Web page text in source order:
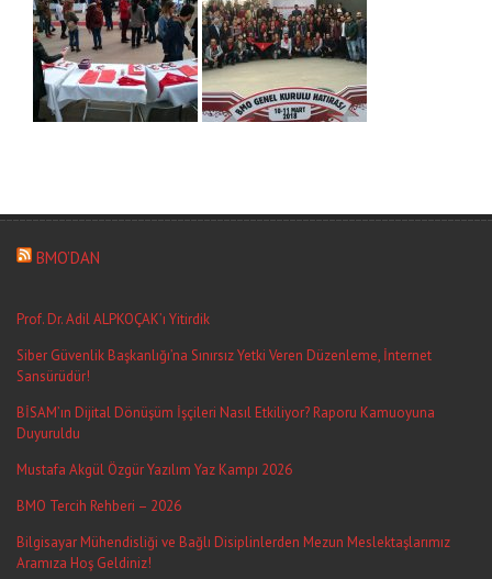
BMO’DAN
Prof. Dr. Adil ALPKOÇAK’ı Yitirdik
Siber Güvenlik Başkanlığı’na Sınırsız Yetki Veren Düzenleme, İnternet
Sansürüdür!
BİSAM’ın Dijital Dönüşüm İşçileri Nasıl Etkiliyor? Raporu Kamuoyuna
Duyuruldu
Mustafa Akgül Özgür Yazılım Yaz Kampı 2026
BMO Tercih Rehberi – 2026
Bilgisayar Mühendisliği ve Bağlı Disiplinlerden Mezun Meslektaşlarımız
Aramıza Hoş Geldiniz!